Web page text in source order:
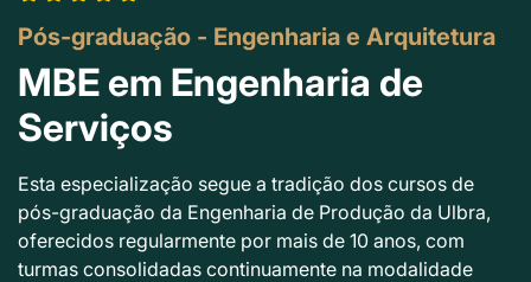
Pós-graduação - Engenharia e Arquitetura
MBE em Engenharia de
Serviços
Esta especialização segue a tradição dos cursos de
pós-graduação da Engenharia de Produção da Ulbra,
oferecidos regularmente por mais de 10 anos, com
turmas consolidadas continuamente na modalidade